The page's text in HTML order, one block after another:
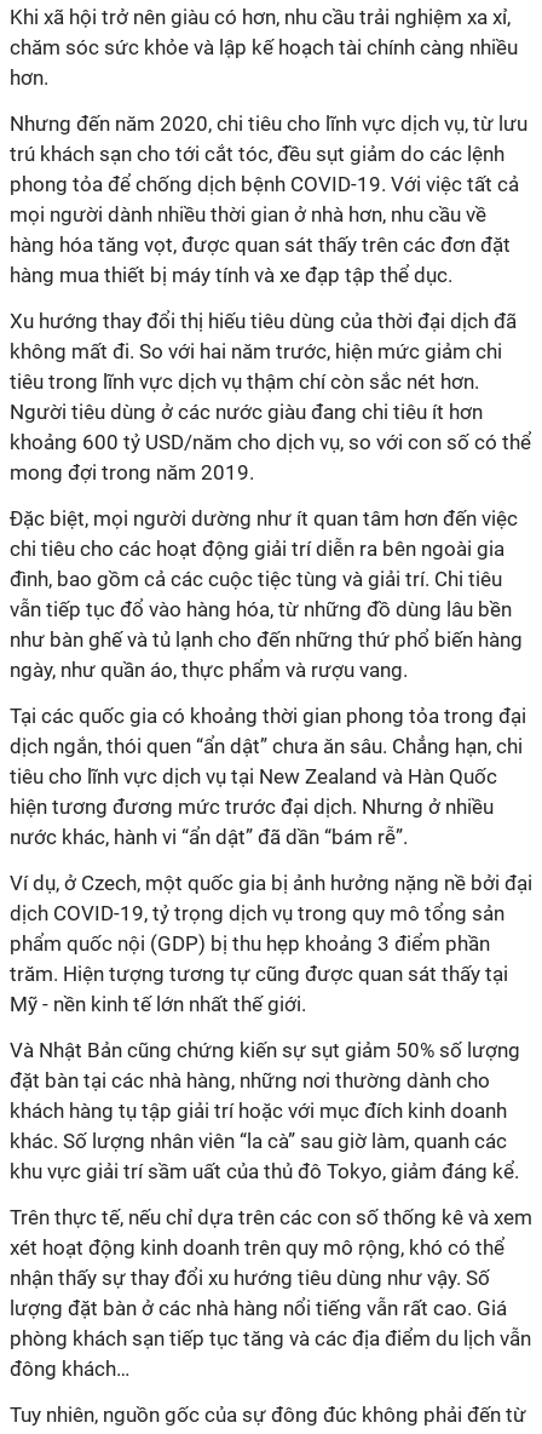
Khi xã hội trở nên giàu có hơn, nhu cầu trải nghiệm xa xỉ,
chăm sóc sức khỏe và lập kế hoạch tài chính càng nhiều
hơn.
Nhưng đến năm 2020, chi tiêu cho lĩnh vực dịch vụ, từ lưu
trú khách sạn cho tới cắt tóc, đều sụt giảm do các lệnh
phong tỏa để chống dịch bệnh COVID-19. Với việc tất cả
mọi người dành nhiều thời gian ở nhà hơn, nhu cầu về
hàng hóa tăng vọt, được quan sát thấy trên các đơn đặt
hàng mua thiết bị máy tính và xe đạp tập thể dục.
Xu hướng thay đổi thị hiếu tiêu dùng của thời đại dịch đã
không mất đi. So với hai năm trước, hiện mức giảm chi
tiêu trong lĩnh vực dịch vụ thậm chí còn sắc nét hơn.
Người tiêu dùng ở các nước giàu đang chi tiêu ít hơn
khoảng 600 tỷ USD/năm cho dịch vụ, so với con số có thể
mong đợi trong năm 2019.
Đặc biệt, mọi người dường như ít quan tâm hơn đến việc
chi tiêu cho các hoạt động giải trí diễn ra bên ngoài gia
đình, bao gồm cả các cuộc tiệc tùng và giải trí. Chi tiêu
vẫn tiếp tục đổ vào hàng hóa, từ những đồ dùng lâu bền
như bàn ghế và tủ lạnh cho đến những thứ phổ biến hàng
ngày, như quần áo, thực phẩm và rượu vang.
Tại các quốc gia có khoảng thời gian phong tỏa trong đại
dịch ngắn, thói quen “ẩn dật” chưa ăn sâu. Chẳng hạn, chi
tiêu cho lĩnh vực dịch vụ tại New Zealand và Hàn Quốc
hiện tương đương mức trước đại dịch. Nhưng ở nhiều
nước khác, hành vi “ẩn dật” đã dần “bám rễ”.
Ví dụ, ở Czech, một quốc gia bị ảnh hưởng nặng nề bởi đại
dịch COVID-19, tỷ trọng dịch vụ trong quy mô tổng sản
phẩm quốc nội (GDP) bị thu hẹp khoảng 3 điểm phần
trăm. Hiện tượng tương tự cũng được quan sát thấy tại
Mỹ - nền kinh tế lớn nhất thế giới.
Và Nhật Bản cũng chứng kiến sự sụt giảm 50% số lượng
đặt bàn tại các nhà hàng, những nơi thường dành cho
khách hàng tụ tập giải trí hoặc với mục đích kinh doanh
khác. Số lượng nhân viên “la cà” sau giờ làm, quanh các
khu vực giải trí sầm uất của thủ đô Tokyo, giảm đáng kể.
Trên thực tế, nếu chỉ dựa trên các con số thống kê và xem
xét hoạt động kinh doanh trên quy mô rộng, khó có thể
nhận thấy sự thay đổi xu hướng tiêu dùng như vậy. Số
lượng đặt bàn ở các nhà hàng nổi tiếng vẫn rất cao. Giá
phòng khách sạn tiếp tục tăng và các địa điểm du lịch vẫn
đông khách…
Tuy nhiên, nguồn gốc của sự đông đúc không phải đến từ